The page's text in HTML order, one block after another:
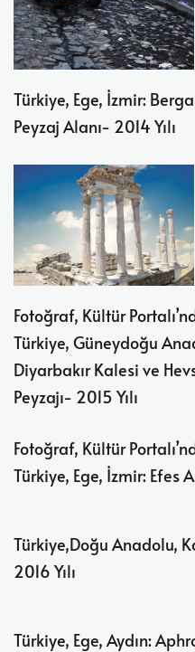
Türkiye, Ege, İzmir:
Peyzaj Alanı- 2014 Yılı
Fotoğraf, Kültür
Türkiye, Güneydoğu
Diyarbakır Kalesi ve
Peyzajı- 2015 Yılı
Fotoğraf, Kültür
Türkiye, Ege, İzmir: Efes
Türkiye,Doğu Anadolu,
2016 Yılı
Türkiye, Ege, Aydın: